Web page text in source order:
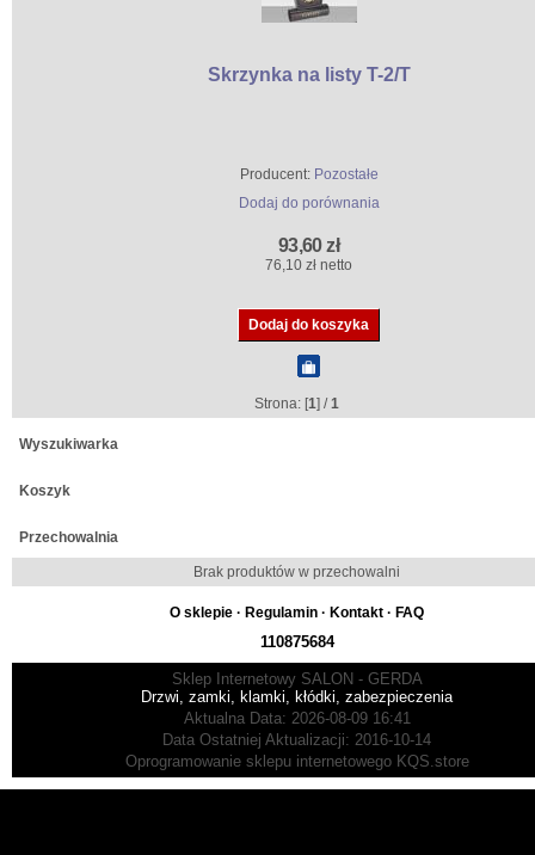
Skrzynka na listy T-2/T
Producent: Pozostałe
Dodaj do porównania
93,60 zł
76,10 zł netto
Strona: [1] /1
Wyszukiwarka
Koszyk
Przechowalnia
Brak produktów w przechowalni
O sklepie · Regulamin · Kontakt · FAQ
110875684
Sklep Internetowy SALON - GERDA
Drzwi, zamki, klamki, kłódki, zabezpieczenia
Aktualna Data: 2026-08-09 16:41
Data Ostatniej Aktualizacji: 2016-10-14
Oprogramowanie sklepu internetowegoKQS.store